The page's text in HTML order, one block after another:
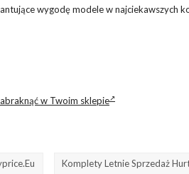
wygodę modele w najciekawszych
w Twoim sklepie
Komplety Letnie Sprzedaż